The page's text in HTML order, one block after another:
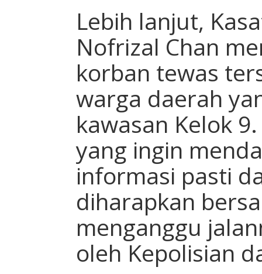
Lebih lanjut,
Nofrizal Chan
korban tewas
warga daerah
kawasan Kelok
yang ingin
informasi pasti
diharapkan
menganggu
oleh Kepolisian